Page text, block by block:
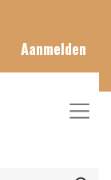
Aanmelden